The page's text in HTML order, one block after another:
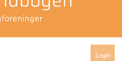
Login